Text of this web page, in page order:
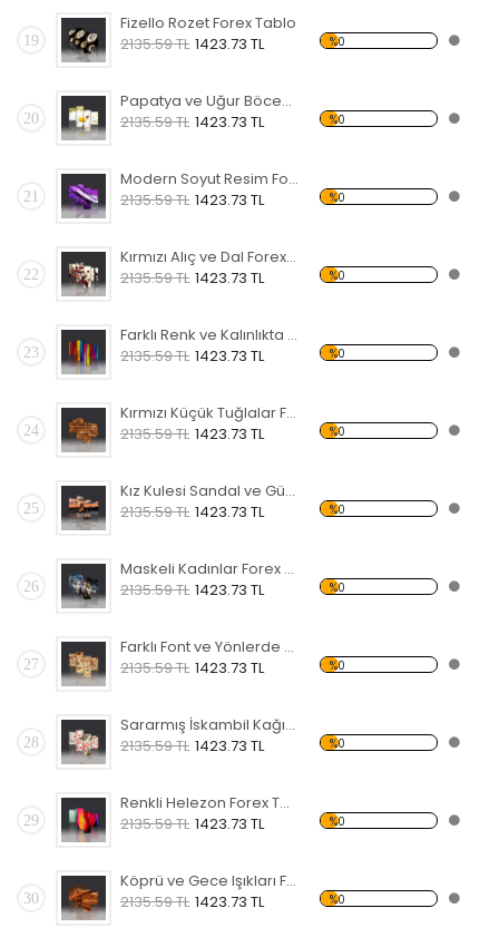
19
Fizello Rozet Forex Tablo
2135.59 TL 1423.73 TL %0
20
Papatya ve Uğur Böceği Forex Tablo
2135.59 TL 1423.73 TL %0
21
Modern Soyut Resim Forex Tablo
2135.59 TL 1423.73 TL %0
22
Kırmızı Alıç ve Dal Forex Tablo
2135.59 TL 1423.73 TL %0
23
Farklı Renk ve Kalınlıkta Çubuklar Forex Tablo
2135.59 TL 1423.73 TL %0
24
Kırmızı Küçük Tuğlalar Forex Tablo
2135.59 TL 1423.73 TL %0
25
Kız Kulesi Sandal ve Gün Batımı Forex Tablo
2135.59 TL 1423.73 TL %0
26
Maskeli Kadınlar Forex Tablo
2135.59 TL 1423.73 TL %0
27
Farklı Font ve Yönlerde Love Forex Tablo
2135.59 TL 1423.73 TL %0
28
Sararmış İskambil Kağıtları Forex Tablo
2135.59 TL 1423.73 TL %0
29
Renkli Helezon Forex Tablo
2135.59 TL 1423.73 TL %0
30
Köprü ve Gece Işıkları Forex Tablo
2135.59 TL 1423.73 TL %0